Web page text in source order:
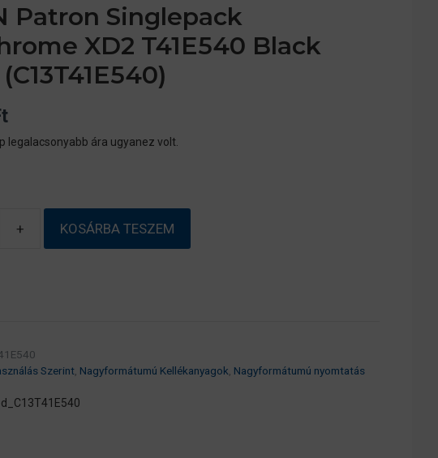
Patron Singlepack
XD2 T41E540 Black
legalacsonyabb ára ugyanez volt.
+ KOSÁRBA TESZEM
Szerint, Nagyformátumú Kellékanyagok, Nagyformátumú nyomtatás
d_C13T41E540